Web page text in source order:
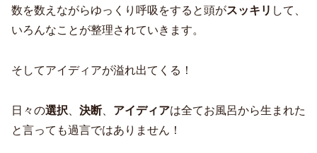
数を数えながらゆっくり呼吸をすると頭がスッキリ して、
いろんなことが整理されていきます。
そしてアイディアが溢れ出てくる！
日々の選択 決断、 アイディアは全てお風呂から生まれた
と言っても過言ではありません！